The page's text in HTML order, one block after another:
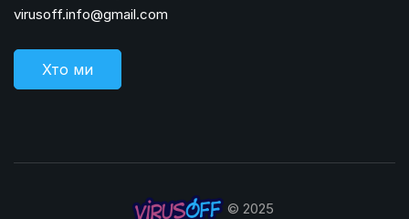
virusoff.info@gmail.com
Хто ми
© 2025